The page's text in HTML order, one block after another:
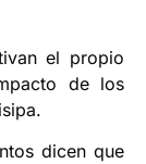
el propio
de los
dicen que